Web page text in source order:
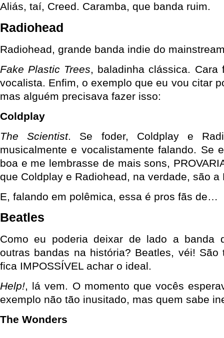
Aliás, taí, Creed. Caramba, que banda ruim.
Radiohead
Radiohead, grande banda indie do
Fake Plastic Trees, baladinha clássica. Cara
vocalista. Enfim, o exemplo que eu vou citar
mas alguém precisava fazer isso:
Coldplay
The Scientist. Se foder, Coldplay e
musicalmente e vocalistamente falando. Se
boa e me lembrasse de mais sons,
que Coldplay e Radiohead, na verdade, são a
E, falando em polêmica, essa é pros fãs de…
Beatles
Como eu poderia deixar de lado a banda
outras bandas na história? Beatles, véi! São
fica IMPOSSÍVEL achar o ideal.
Help!, lá vem. O momento que vocês
exemplo não tão inusitado, mas quem sabe
The Wonders